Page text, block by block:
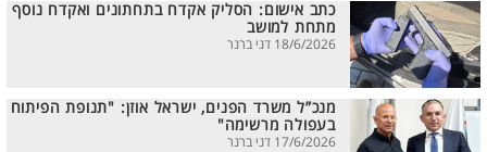
כתב אישום: הסליק אקדח בתחתונים ואקדח נוסף
מתחת למושב
18/6/2026 דני ברנר
מנכ”ל משרד הפנים, ישראל אוזן: "תנופת הפיתוח
בעפולה מרשימה"
17/6/2026 דני ברנר